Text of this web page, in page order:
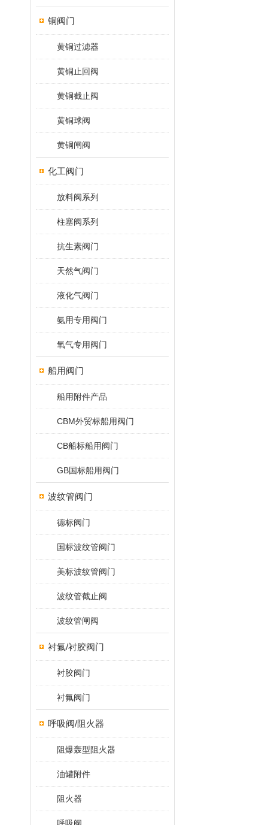
铜阀门
黄铜过滤器
黄铜止回阀
黄铜截止阀
黄铜球阀
黄铜闸阀
化工阀门
放料阀系列
柱塞阀系列
抗生素阀门
天然气阀门
液化气阀门
氨用专用阀门
氧气专用阀门
船用阀门
船用附件产品
CBM外贸标船用阀门
CB船标船用阀门
GB国标船用阀门
波纹管阀门
德标阀门
国标波纹管阀门
美标波纹管阀门
波纹管截止阀
波纹管闸阀
衬氟/衬胶阀门
衬胶阀门
衬氟阀门
呼吸阀/阻火器
阻爆轰型阻火器
油罐附件
阻火器